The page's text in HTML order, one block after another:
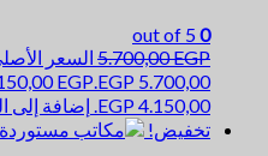
0
5.700,00EGP
السعر
5.700,00 EGP.
EGP
4.150,00 EGP.
إضافة إلى
تخفيض!